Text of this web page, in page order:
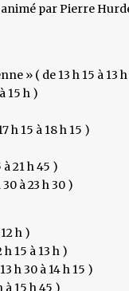
par Pierre
» ( de 13 h 15 à 13
15 h )
h 15 à 18 h 15 )
21 h 45 )
à 23 h 30 )
h )
15 à 13 h )
h 30 à 14 h 15 )
15 h 45 )